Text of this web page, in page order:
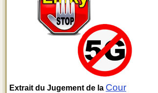
Extrait du Jugement de la Cour